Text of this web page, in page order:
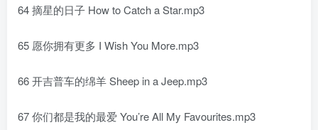
64 摘星的日子 How to Catch a Star.mp3
65 愿你拥有更多 I Wish You More.mp3
66 开吉普车的绵羊 Sheep in a Jeep.mp3
67 你们都是我的最爱 You’re All My Favourites.mp3